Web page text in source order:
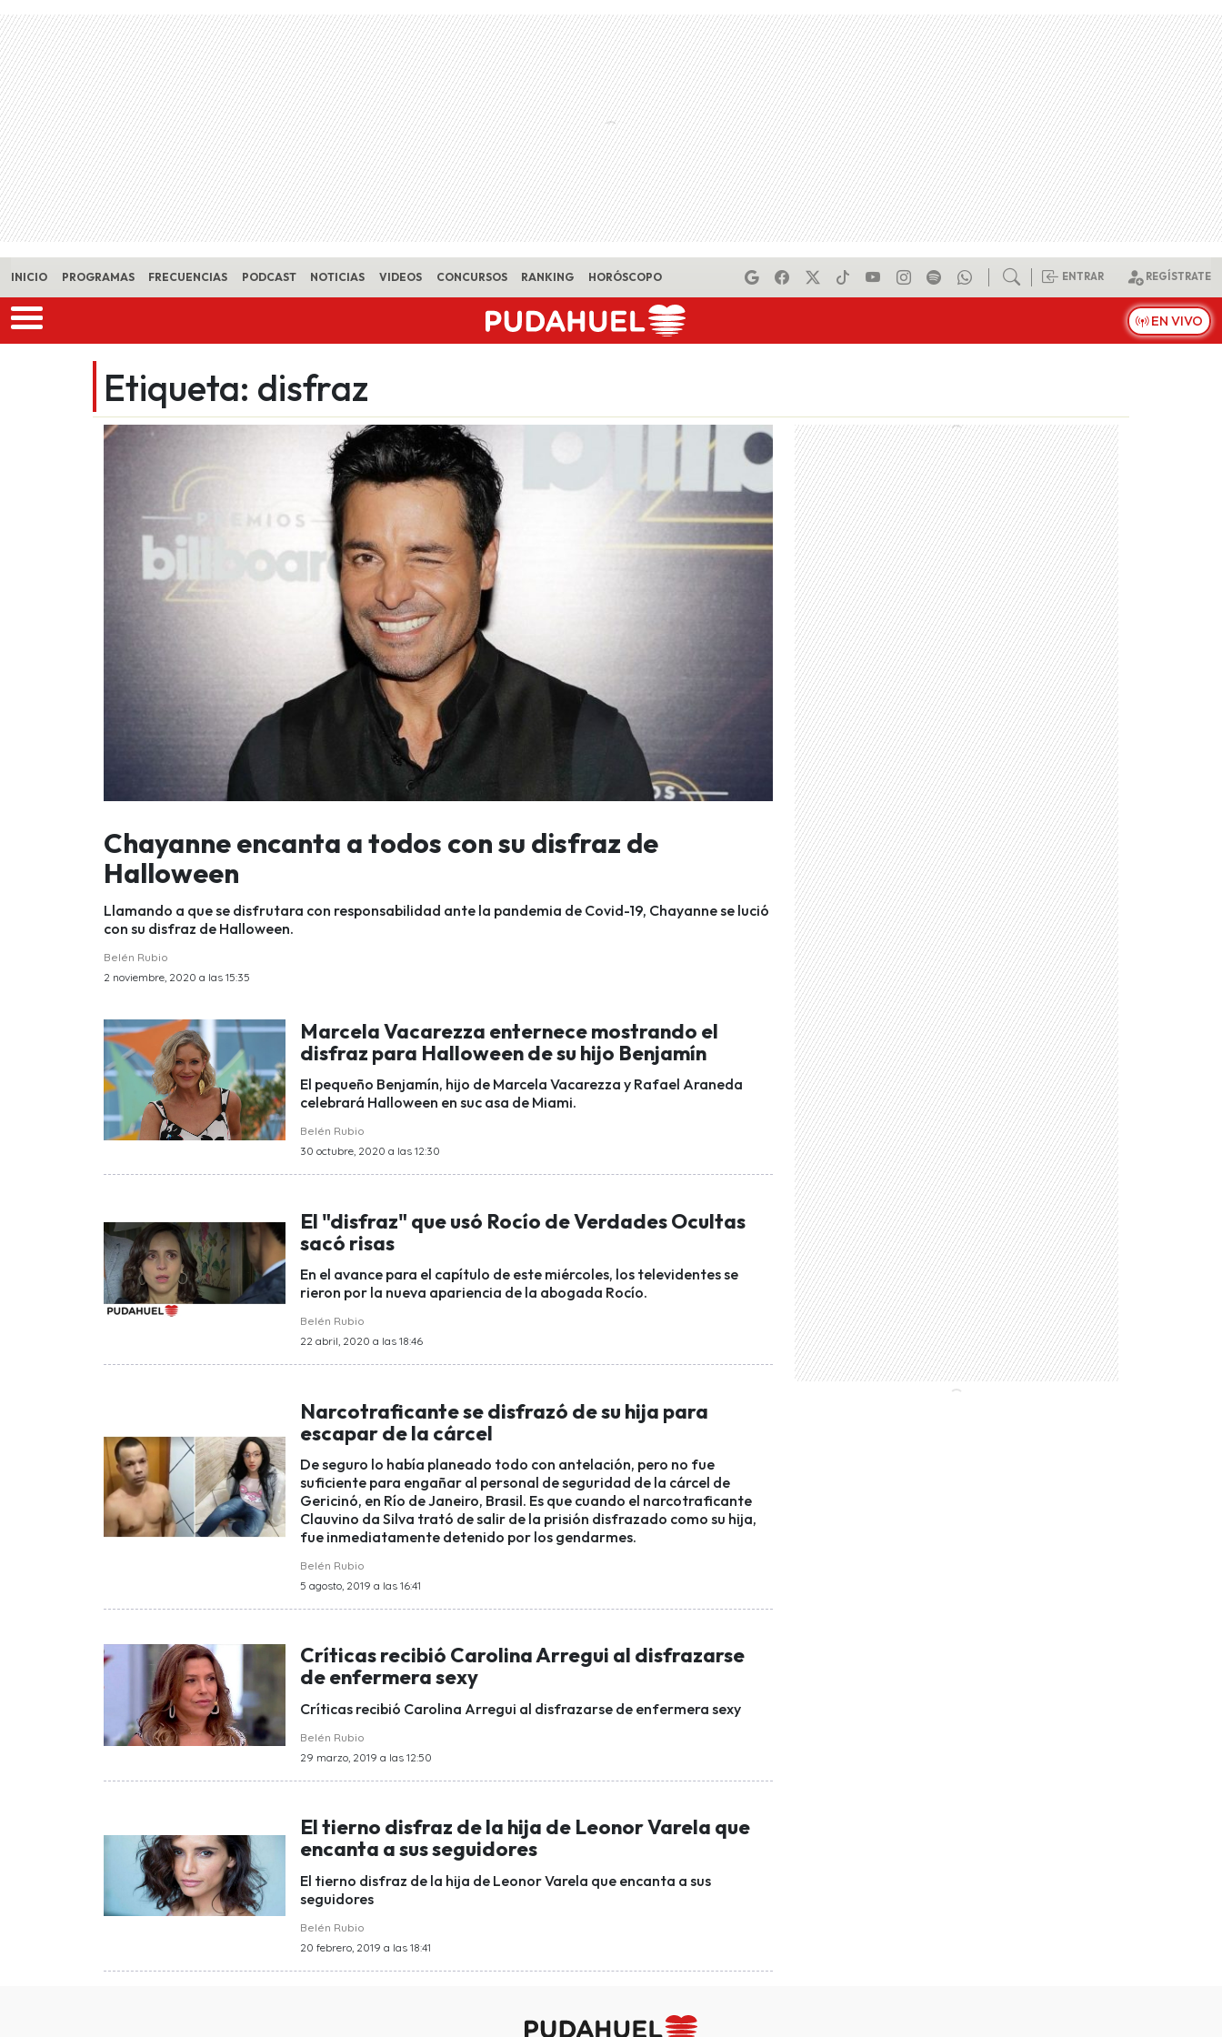
Skip to main content
INICIO PROGRAMAS FRECUENCIAS PODCAST NOTICIAS VIDEOS CONCURSOS RANKING HORÓSCOPO ENTRAR REGÍSTRATE
EN VIVO
Etiqueta: disfraz
Chayanne encanta a todos con su disfraz de
Halloween
Llamando a que se disfrutara con responsabilidad ante la pandemia de Covid-19, Chayanne se lució
con su disfraz de Halloween.
Belén Rubio
2 noviembre, 2020 a las 15:35
Marcela Vacarezza enternece mostrando el
disfraz para Halloween de su hijo Benjamín
El pequeño Benjamín, hijo de Marcela Vacarezza y Rafael Araneda
celebrará Halloween en suc asa de Miami.
Belén Rubio
30 octubre, 2020 a las 12:30
El "disfraz" que usó Rocío de Verdades Ocultas
sacó risas
En el avance para el capítulo de este miércoles, los televidentes se
rieron por la nueva apariencia de la abogada Rocío.
Belén Rubio
22 abril, 2020 a las 18:46
Narcotraficante se disfrazó de su hija para
escapar de la cárcel
De seguro lo había planeado todo con antelación, pero no fue
suficiente para engañar al personal de seguridad de la cárcel de
Gericinó, en Río de Janeiro, Brasil. Es que cuando el narcotraficante
Clauvino da Silva trató de salir de la prisión disfrazado como su hija,
fue inmediatamente detenido por los gendarmes.
Belén Rubio
5 agosto, 2019 a las 16:41
Críticas recibió Carolina Arregui al disfrazarse
de enfermera sexy
Críticas recibió Carolina Arregui al disfrazarse de enfermera sexy
Belén Rubio
29 marzo, 2019 a las 12:50
El tierno disfraz de la hija de Leonor Varela que
encanta a sus seguidores
El tierno disfraz de la hija de Leonor Varela que encanta a sus
seguidores
Belén Rubio
20 febrero, 2019 a las 18:41